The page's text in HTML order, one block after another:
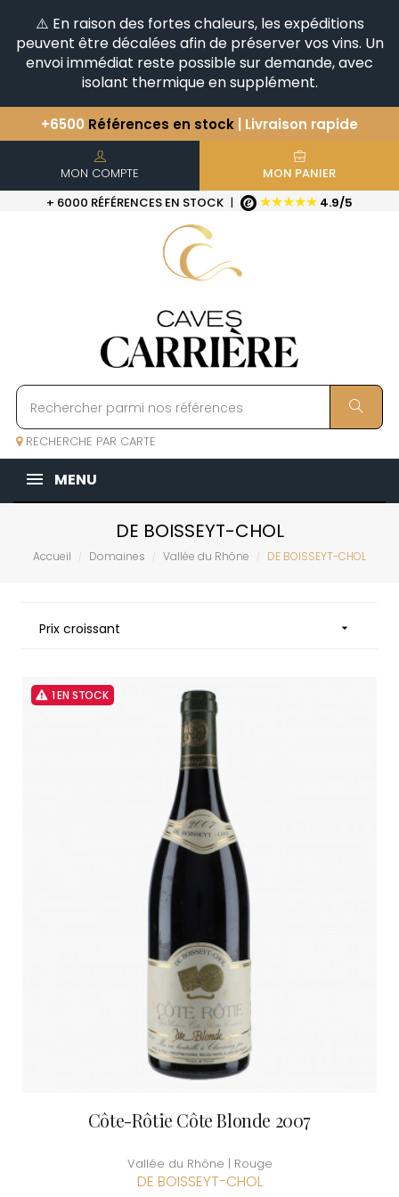
⚠️ En raison des fortes chaleurs, les expéditions
peuvent être décalées afin de préserver vos vins. Un
envoi immédiat reste possible sur demande, avec
isolant thermique en supplément.
+6500 Références en stock | Livraison rapide
Vous avez une question ?
Découvrez notre sélection
d'Horizontales & Verticales
MON COMPTE
MON PANIER
+ 6000 RÉFÉRENCES EN STOCK | ★★★★★ 4.9/5
RECHERCHE PAR CARTE
MENU
DE BOISSEYT-CHOL
Accueil Domaines Vallée du Rhône DE BOISSEYT-CHOL
Prix croissant 
1 EN STOCK
Côte-Rôtie Côte Blonde 2007
Vallée du Rhône | Rouge
DE BOISSEYT-CHOL